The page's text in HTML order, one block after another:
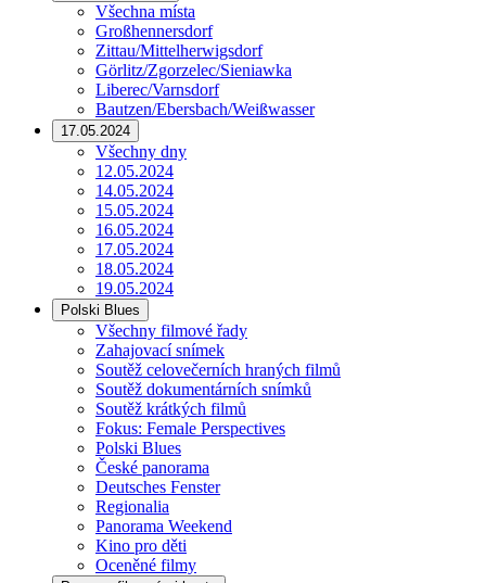
Všechna místa
Großhennersdorf
Zittau/Mittelherwigsdorf
Görlitz/Zgorzelec/Sieniawka
Liberec/Varnsdorf
Bautzen/Ebersbach/Weißwasser
17.05.2024
Všechny dny
12.05.2024
14.05.2024
15.05.2024
16.05.2024
17.05.2024
18.05.2024
19.05.2024
Polski Blues
Všechny filmové řady
Zahajovací snímek
Soutěž celovečerních hraných filmů
Soutěž dokumentárních snímků
Soutěž krátkých filmů
Fokus: Female Perspectives
Polski Blues
České panorama
Deutsches Fenster
Regionalia
Panorama Weekend
Kino pro děti
Oceněné filmy